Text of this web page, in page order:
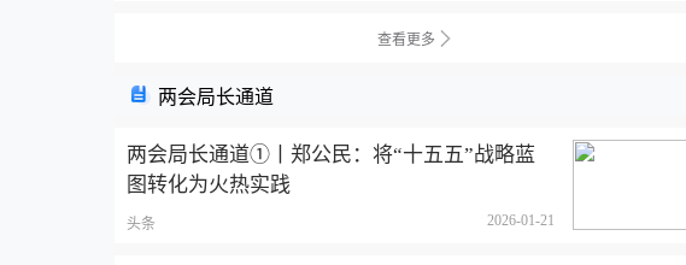
查看更多
两会局长通道
两会局长通道①丨郑公民：将“十五五”战略蓝
图转化为火热实践
头条 2026-01-21